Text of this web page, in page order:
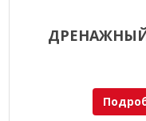
ДРЕНАЖНЫЙ